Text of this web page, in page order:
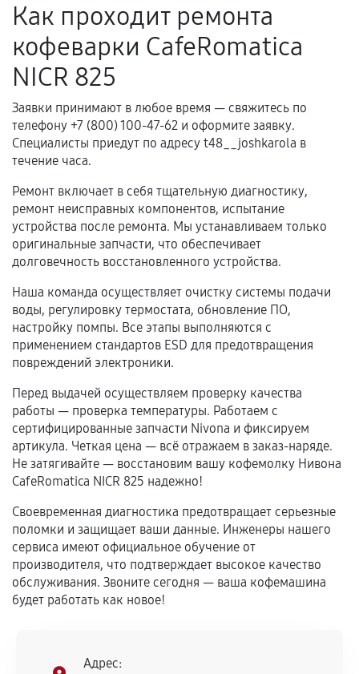
Когда гарантия не действует
механические повреждения, попадание влаги,
перегрев, коррозия.
Самостоятельный ремонт или вмешательство
Естественный износ деталей, если иное не
предусмотрено отдельно.
Обращение после окончания гарантийного
срока.
Программные сбои, если это не указано в
отдельных условиях.
Если комплектующие куплены
самостоятельно
Гарантия на выполненные работы может
сохраняться полностью или частично, если
соблюдены следующие условия:
техническим параметрам и не имеют внешних
дефектов.
Установка была выполнена нашим сервисным
центром.
При этом гарантия на сами комплектующие
сервисный центр ответственности не несет.
Как проходит ремонта
кофеварки CafeRomatica
NICR 825
Заявки принимают в любое время — свяжитесь по
телефону +7 (800) 100-47-62 и оформите заявку.
Специалисты приедут по адресу t48__joshkarola в
течение часа.
Ремонт включает в себя тщательную диагностику,
ремонт неисправных компонентов, испытание
устройства после ремонта. Мы устанавливаем только
оригинальные запчасти, что обеспечивает
долговечность восстановленного устройства.
Наша команда осуществляет очистку системы подачи
воды, регулировку термостата, обновление ПО,
настройку помпы. Все этапы выполняются с
применением стандартов ESD для предотвращения
повреждений электроники.
Перед выдачей осуществляем проверку качества
работы — проверка температуры. Работаем с
сертифицированные запчасти Nivona и фиксируем
артикула. Четкая цена — всё отражаем в заказ-наряде.
Не затягивайте — восстановим вашу кофемолку Нивона
CafeRomatica NICR 825 надежно!
Своевременная диагностика предотвращает серьезные
поломки и защищает ваши данные. Инженеры нашего
сервиса имеют официальное обучение от
производителя, что подтверждает высокое качество
обслуживания. Звоните сегодня — ваша кофемашина
будет работать как новое!
Адрес: